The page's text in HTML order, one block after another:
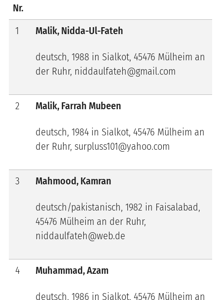
Nr.
1 Malik, Nidda-Ul-Fateh
deutsch, 1988 in Sialkot, 45476 Mülheim an
der Ruhr, niddaulfateh@gmail.com
2 Malik, Farrah Mubeen
deutsch, 1984 in Sialkot, 45476 Mülheim an
der Ruhr, surpluss101@yahoo.com
3 Mahmood, Kamran
deutsch/pakistanisch, 1982 in Faisalabad,
45476 Mülheim an der Ruhr,
niddaulfateh@web.de
4 Muhammad, Azam
deutsch, 1986 in Sialkot, 45476 Mülheim an